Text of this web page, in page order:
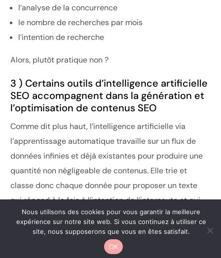
l’analyse de la concurrence
le nombre de recherches par mois
l’intention de recherche
Alors, plutôt pratique non ?
3 ) Certains outils d’intelligence artificielle
SEO accompagnent dans la génération et
l’optimisation de contenus SEO
Comme dit plus haut, l’intelligence artificielle via
l’apprentissage automatique travaille sur un flux de
données infinies et déjà existantes pour produire une
quantité non négligeable de contenus. Elle trie et
classe donc chaque donnée pour proposer un texte
qui répond à la fois à l’intention de l’internaute et qui
soit validé par les moteurs de recherche.
De cette façon, l’IA peut venir soutenir les rédacteurs
dans leur production de contenus lorsque ceux-ci
CONTACT
Nous utilisons des cookies pour vous garantir la meilleure
expérience sur notre site web. Si vous continuez à utiliser ce
site, nous supposerons que vous en êtes satisfait.
OK